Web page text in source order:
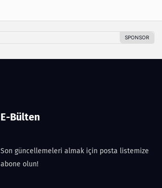
E-Bülten
Son güncellemeleri almak için posta listemize
abone olun!